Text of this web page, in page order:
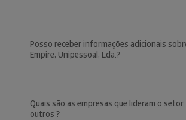
Posso receber informações adicionais
Empire, Unipessoal, Lda.?
Quais são as empresas que lideram o
outros ?